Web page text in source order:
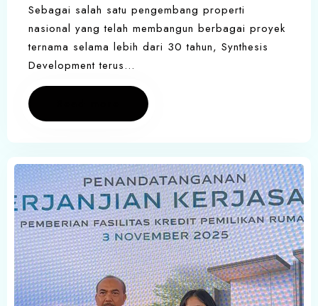
Mulai Rp 300 Jutaan di Serpong Selatan
Sebagai salah satu pengembang properti
nasional yang telah membangun berbagai proyek
ternama selama lebih dari 30 tahun, Synthesis
Development terus…